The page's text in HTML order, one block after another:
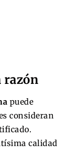
razón
puede
consideran
calidad